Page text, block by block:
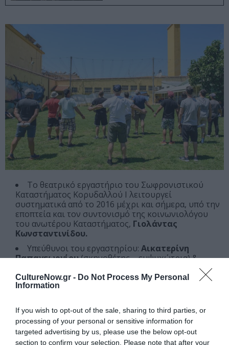
CultureNow.gr - Do Not Process My Personal
Information
If you wish to opt-out of the sale, sharing to third parties, or
processing of your personal or sensitive information for
targeted advertising by us, please use the below opt-out
section to confirm your selection. Please note that after your
Το θεατρικό εργαστήριο του Σωφρονιστικού
Καταστήματος Κορυδαλλού Ι λειτουργεί
συστηματικά από το 2016 μέχρι και σήμερα, υπό την
εποπτεία και τον συντονισμό της κοινωνιολόγου
του ανωτέρου Καταστήματος, Γιολάντας
Κωνσταντινίδου.
Υπεύθυνοι του εργαστηρίου: Αικατερίνη
Παπαγεωργίου(σκηνοθέτης – εμψυχώτρια) &
Υπεύθυνη – Συντονίστρια των Εκπαιδευτικών /
Καταστήματος Κορυδαλλού Ι
Στην παράσταση συμμετέχουν τα 26 μέλη –
κρατούμενοι του θεατρικού εργαστηρίου και οι